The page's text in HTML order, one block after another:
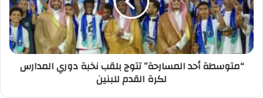
“متوسطة أحد المسارحة” تتوج بلقب نخبة دوري المدارس
لكرة القدم للبنين